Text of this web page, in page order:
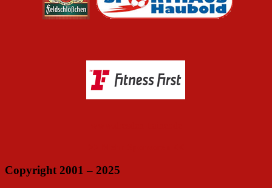
Copyright 2001 – 2025